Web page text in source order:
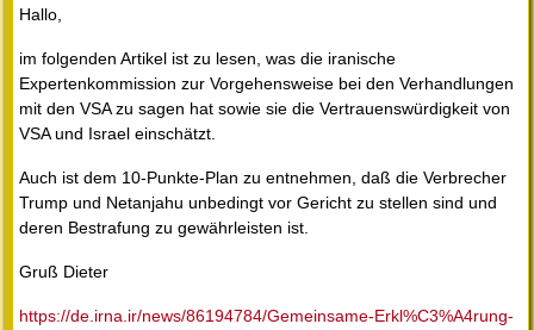
Hallo,
im folgenden Artikel ist zu lesen, was die iranische
Expertenkommission zur Vorgehensweise bei den Verhandlungen
mit den VSA zu sagen hat sowie sie die Vertrauenswürdigkeit von
VSA und Israel einschätzt.
Auch ist dem 10-Punkte-Plan zu entnehmen, daß die Verbrecher
Trump und Netanjahu unbedingt vor Gericht zu stellen sind und
deren Bestrafung zu gewährleisten ist.
Gruß Dieter
https://de.irna.ir/news/86194784/Gemeinsame-Erkl%C3%A4rung-